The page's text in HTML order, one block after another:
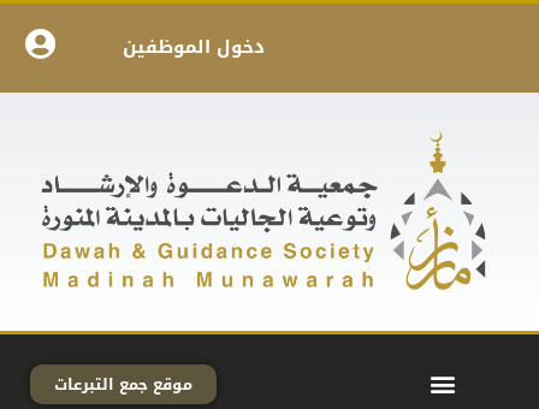
دخول الموظفين
موقع جمع التبرعات